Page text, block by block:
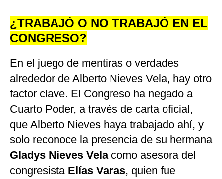
¿TRABAJÓ O NO TRABAJÓ EN EL
CONGRESO?
En el juego de mentiras o verdades
alrededor de Alberto Nieves Vela, hay otro
factor clave. El Congreso ha negado a
Cuarto Poder, a través de carta oficial,
que Alberto Nieves haya trabajado ahí, y
solo reconoce la presencia de su hermana
Gladys Nieves Velacomo asesora del
congresista Elías Varas, quien fue